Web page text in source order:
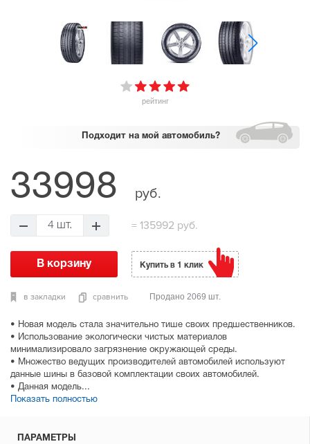
рейтинг
Подходит на мой автомобиль?
• Новая модель стала значительно тише своих предшественников.
• Использование экологически чистых материалов
минимализировало загрязнение окружающей среды.
• Множество ведущих производителей автомобилей используют
данные шины в базовой комплектации своих автомобилей.
• Данная модель...
Показать полностью
33998 руб.
4 шт. = 135992 руб.
в закладки сравнить
Купить в 1 клик
Продано 2069 шт.
ПАРАМЕТРЫ